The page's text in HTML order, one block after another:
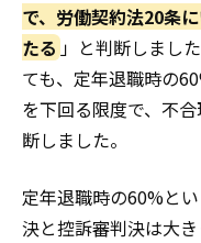
で、労働契約法20条
たる 」と判断しまし
ても、定年退職時の
を下回る限度で、不
断しました。
定年退職時の60%と
決と控訴審判決は大